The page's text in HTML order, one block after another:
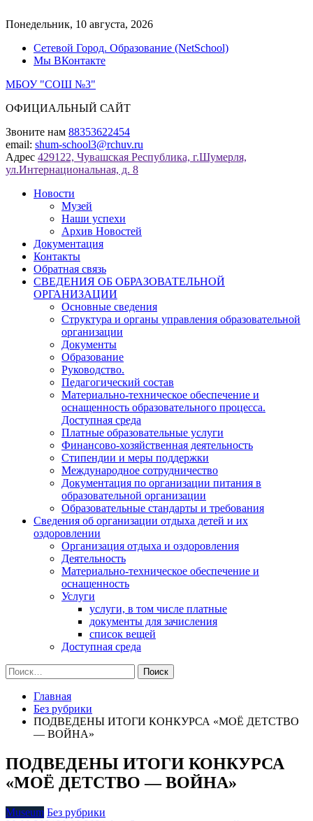
к
Понедельник, 10 августа, 2026
Сетевой Город. Образование (NetSchool)
Мы ВКонтакте
МБОУ "СОШ №3"
ОФИЦИАЛЬНЫЙ САЙТ
Звоните нам 88353622454
email: shum-school3@rchuv.ru
Адрес 429122, Чувашская Республика, г.Шумерля,
ул.Интернациональная, д. 8
Новости
Музей
Наши успехи
Архив Новостей
Документация
Контакты
Обратная связь
СВЕДЕНИЯ ОБ ОБРАЗОВАТЕЛЬНОЙ
ОРГАНИЗАЦИИ
Основные сведения
Структура и органы управления образовательной
организации
Документы
Образование
Руководство.
Педагогический состав
Материально-техническое обеспечение и
оснащенность образовательного процесса.
Доступная среда
Платные образовательные услуги
Финансово-хозяйственная деятельность
Стипендии и меры поддержки
Международное сотрудничество
Документация по организации питания в
образовательной организации
Образовательные стандарты и требования
Сведения об организации отдыха детей и их
оздоровлении
Организация отдыха и оздоровления
Деятельность
Материально-техническое обеспечение и
оснащенность
Услуги
услуги, в том числе платные
документы для зачисления
список вещей
Доступная среда
Найти:
Главная
Без рубрики
ПОДВЕДЕНЫ ИТОГИ КОНКУРСА «МОЁ ДЕТСТВО
— ВОЙНА»
ПОДВЕДЕНЫ ИТОГИ КОНКУРСА
«МОЁ ДЕТСТВО — ВОЙНА»
Museum Без рубрики